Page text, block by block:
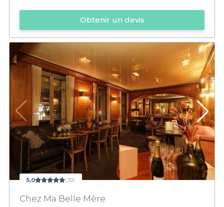
Obtenir un devis
5,0 (39)
Chez Ma Belle Mère